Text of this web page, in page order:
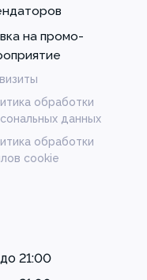
на промо-
обработки
данных
обработки
cookie
21:00